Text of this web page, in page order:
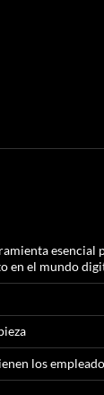
esencial
en el mundo
los